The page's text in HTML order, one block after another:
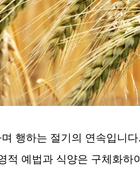
행하는 절기의 연속입니다.
적 예법과 식양은 구체화하